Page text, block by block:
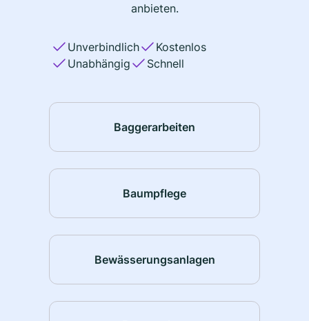
anbieten.
Unverbindlich
Kostenlos
Unabhängig
Schnell
Baggerarbeiten
Baumpflege
Bewässerungsanlagen